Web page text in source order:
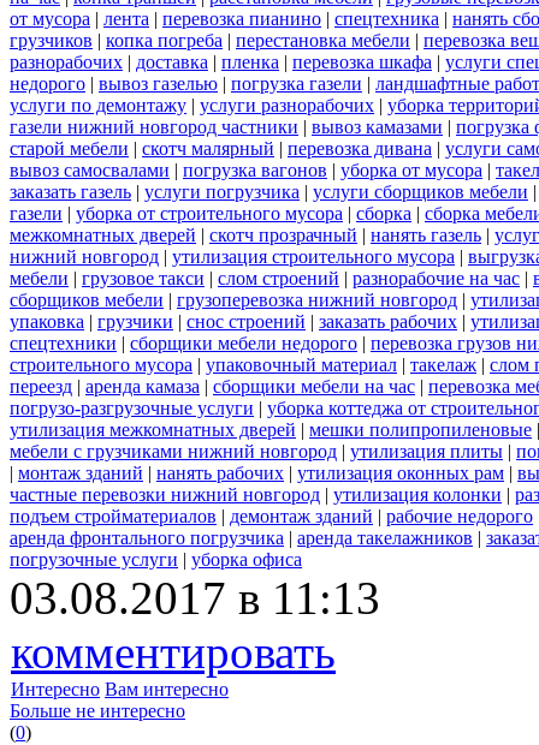
от мусора | лента | перевозка пианино | спецтехника | нанять
грузчиков | копка погреба | перестановка мебели | перевозка
разнорабочих | доставка | пленка | перевозка шкафа | услуги
недорого | вывоз газелью | погрузка газели | ландшафтные
услуги по демонтажу | услуги разнорабочих | уборка
газели нижний новгород частники | вывоз камазами | погрузка
старой мебели | скотч малярный | перевозка дивана | услуги
вывоз самосвалами | погрузка вагонов | уборка от мусора |
заказать газель | услуги погрузчика | услуги сборщиков мебели
газели | уборка от строительного мусора | сборка | сборка
межкомнатных дверей | скотч прозрачный | нанять газель |
нижний новгород | утилизация строительного мусора |
мебели | грузовое такси | слом строений | разнорабочие на час |
сборщиков мебели | грузоперевозка нижний новгород |
упаковка | грузчики | снос строений | заказать рабочих |
спецтехники | сборщики мебели недорого | перевозка грузов
строительного мусора | упаковочный материал | такелаж | слом
переезд | аренда камаза | сборщики мебели на час | перевозка
погрузо-разгрузочные услуги | уборка коттеджа от
утилизация межкомнатных дверей | мешки полипропиленовые
мебели с грузчиками нижний новгород | утилизация плиты |
| монтаж зданий | нанять рабочих | утилизация оконных рам |
частные перевозки нижний новгород | утилизация колонки |
подъем стройматериалов | демонтаж зданий | рабочие недорого
аренда фронтального погрузчика | аренда такелажников |
погрузочные услуги | уборка офиса
03.08.2017 в 11:13
комментировать
Интересно Вам интересно
Больше не интересно
(0)